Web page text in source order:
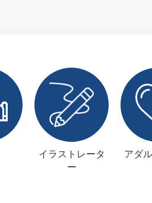
イラストレータ
ー
アダ